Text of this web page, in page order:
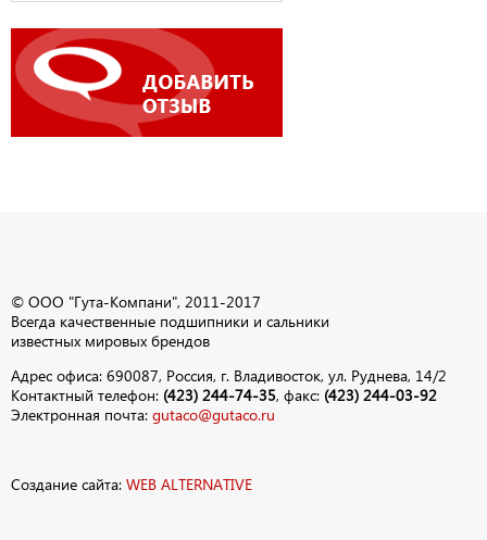
© ООО "Гута-Компани", 2011-2017
Всегда качественные подшипники и сальники
известных мировых брендов
Адрес офиса: 690087, Россия, г. Владивосток, ул. Руднева, 14/2
Контактный телефон: (423) 244-74-35, факс: (423) 244-03-92
Электронная почта: gutaco@gutaco.ru
Создание сайта: WEB ALTERNATIVE